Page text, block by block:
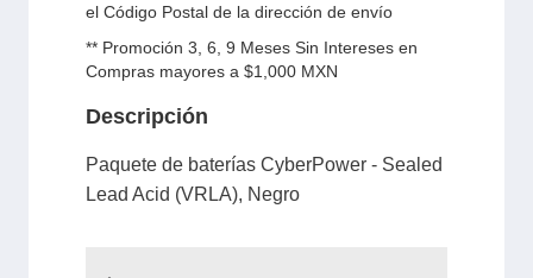
el Código Postal de la dirección de envío
** Promoción 3, 6, 9 Meses Sin Intereses en
Compras mayores a $1,000 MXN
Descripción
Paquete de baterías CyberPower - Sealed
Lead Acid (VRLA), Negro